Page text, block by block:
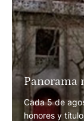
Panorama
Cada 5 de
honores y